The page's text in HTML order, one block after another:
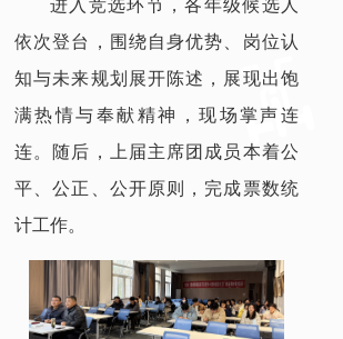
进入竞选环节，各年级候选人
依次登台，围绕自身优势、岗位认
知与未来规划展开陈述，展现出饱
满热情与奉献精神，现场掌声连
连。随后，上届主席团成员本着公
平、公正、公开原则，完成票数统
计工作。